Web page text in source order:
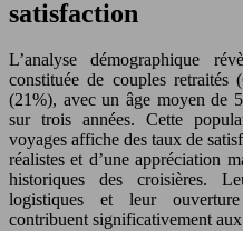
satisfaction
L’analyse démographique
constituée de couples retraités
(21%), avec un âge moyen de
sur trois années. Cette
voyages affiche des taux de
réalistes et d’une appréciation
historiques des croisières.
logistiques et leur
contribuent significativement